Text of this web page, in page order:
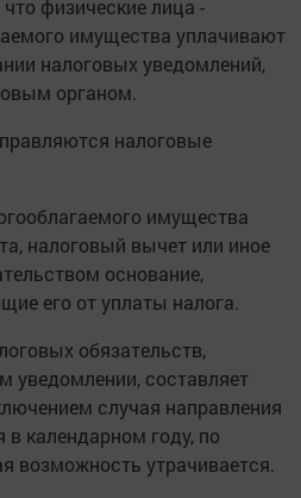
физические лица -
имущества уплачивают
налоговых уведомлений,
органом.
налоговые
имущества
налоговый вычет или иное
основание,
его от уплаты налога.
обязательств,
уведомлении, составляет
случая направления
в календарном году, по
возможность утрачивается.